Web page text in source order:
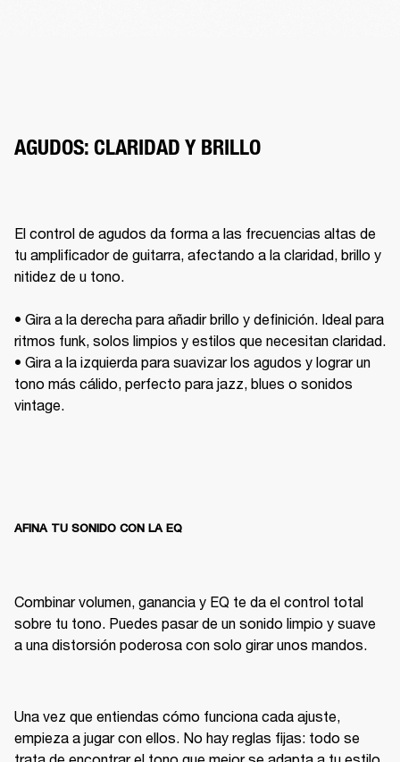
AGUDOS: CLARIDAD Y BRILLO
El control de agudos da forma a las frecuencias altas de
tu amplificador de guitarra, afectando a la claridad, brillo y
nitidez de u tono.
• Gira a la derecha para añadir brillo y definición. Ideal para
ritmos funk, solos limpios y estilos que necesitan claridad.
• Gira a la izquierda para suavizar los agudos y lograr un
tono más cálido, perfecto para jazz, blues o sonidos
vintage.
AFINA TU SONIDO CON LA EQ
Combinar volumen, ganancia y EQ te da el control total
sobre tu tono. Puedes pasar de un sonido limpio y suave
a una distorsión poderosa con solo girar unos mandos.
Una vez que entiendas cómo funciona cada ajuste,
empieza a jugar con ellos. No hay reglas fijas: todo se